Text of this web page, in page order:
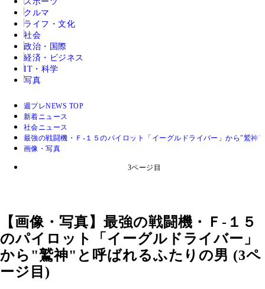
クルマ
ライフ・文化
社会
政治・国際
経済・ビジネス
IT・科学
写真
週プレNEWS TOP
新着ニュース
社会ニュース
最強の戦闘機・Ｆ‐１５のパイロット「イーグルドライバー」から"鷲神"
画像・写真
3ページ目
【画像・写真】最強の戦闘機・Ｆ‐１５
のパイロット「イーグルドライバー」
から"鷲神"と呼ばれるふたりの男 (3ペ
ージ目)